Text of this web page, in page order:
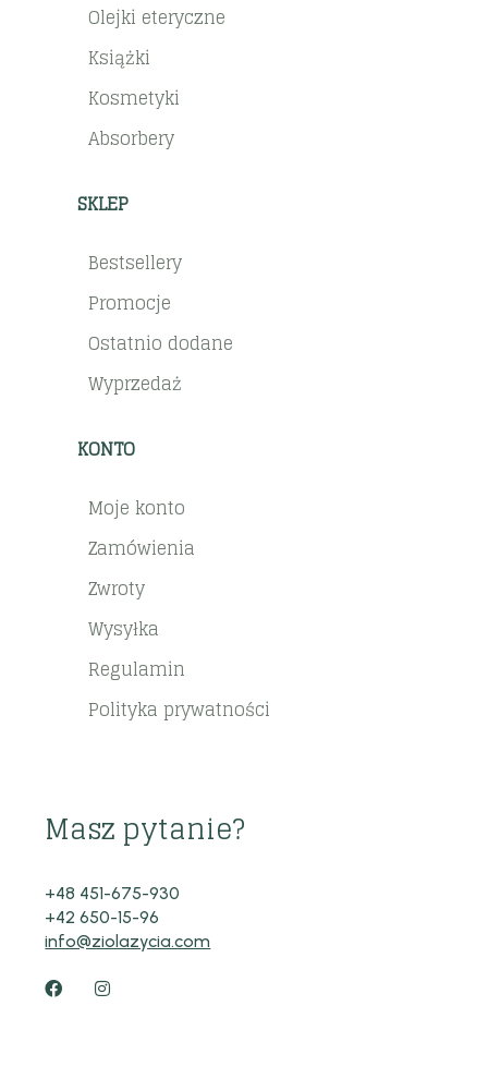
Olejki eteryczne
Książki
Kosmetyki
Absorbery
SKLEP
Bestsellery
Promocje
Ostatnio dodane
Wyprzedaż
KONTO
Moje konto
Zamówienia
Zwroty
Wysyłka
Regulamin
Polityka prywatności
Masz pytanie?
+48 451-675-930
+42 650-15-96
info@ziolazycia.com